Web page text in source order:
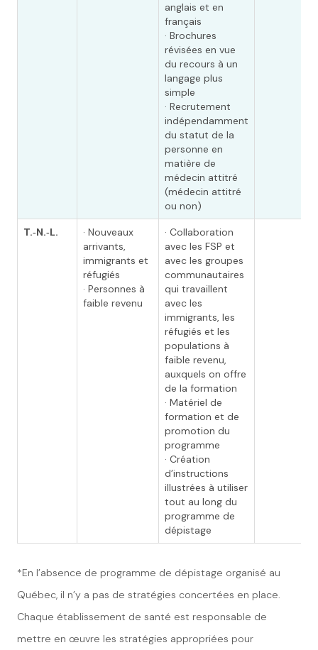
anglais et en
français
· Brochures
révisées en vue
du recours à un
langage plus
simple
· Recrutement
indépendamment
du statut de la
personne en
matière de
médecin attitré
(médecin attitré
ou non)
T.‑N.‑L.
· Nouveaux
arrivants,
immigrants et
réfugiés
· Personnes à
faible revenu
· Collaboration
avec les FSP et
avec les groupes
communautaires
qui travaillent
avec les
immigrants, les
réfugiés et les
populations à
faible revenu,
auxquels on offre
de la formation
· Matériel de
formation et de
promotion du
programme
· Création
d’instructions
illustrées à utiliser
tout au long du
programme de
dépistage
*En l’absence de programme de dépistage organisé au
Québec, il n’y a pas de stratégies concertées en place.
Chaque établissement de santé est responsable de
mettre en œuvre les stratégies appropriées pour